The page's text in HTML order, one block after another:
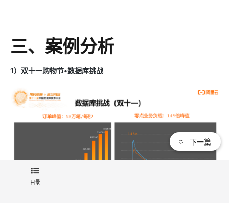
三、案例分析
1）双十一购物节•数据库挑战
目录
下一篇